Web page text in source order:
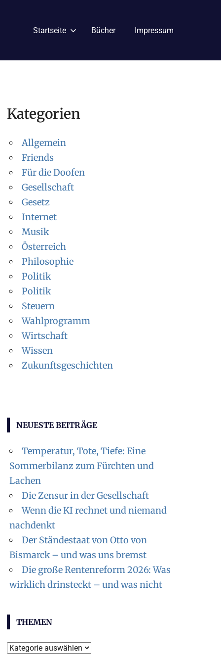
Startseite Bücher Impressum
Kategorien
Allgemein
Friends
Für die Doofen
Gesellschaft
Gesetz
Internet
Musik
Österreich
Philosophie
Politik
Politik
Steuern
Wahlprogramm
Wirtschaft
Wissen
Zukunftsgeschichten
NEUESTE BEITRÄGE
Temperatur, Tote, Tiefe: Eine
Sommerbilanz zum Fürchten und
Lachen
Die Zensur in der Gesellschaft
Wenn die KI rechnet und niemand
nachdenkt
Der Ständestaat von Otto von
Bismarck – und was uns bremst
Die große Rentenreform 2026: Was
wirklich drinsteckt – und was nicht
THEMEN
T